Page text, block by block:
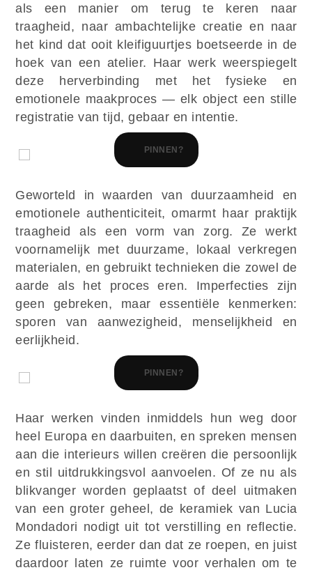
als een manier om terug te keren naar
traagheid, naar ambachtelijke creatie en naar
het kind dat ooit kleifiguurtjes boetseerde in de
hoek van een atelier. Haar werk weerspiegelt
deze herverbinding met het fysieke en
emotionele maakproces — elk object een stille
registratie van tijd, gebaar en intentie.
PINNEN?
Geworteld in waarden van duurzaamheid en
emotionele authenticiteit, omarmt haar praktijk
traagheid als een vorm van zorg. Ze werkt
voornamelijk met duurzame, lokaal verkregen
materialen, en gebruikt technieken die zowel de
aarde als het proces eren. Imperfecties zijn
geen gebreken, maar essentiële kenmerken:
sporen van aanwezigheid, menselijkheid en
eerlijkheid.
PINNEN?
Haar werken vinden inmiddels hun weg door
heel Europa en daarbuiten, en spreken mensen
aan die interieurs willen creëren die persoonlijk
en stil uitdrukkingsvol aanvoelen. Of ze nu als
blikvanger worden geplaatst of deel uitmaken
van een groter geheel, de keramiek van Lucia
Mondadori nodigt uit tot verstilling en reflectie.
Ze fluisteren, eerder dan dat ze roepen, en juist
daardoor laten ze ruimte voor verhalen om te